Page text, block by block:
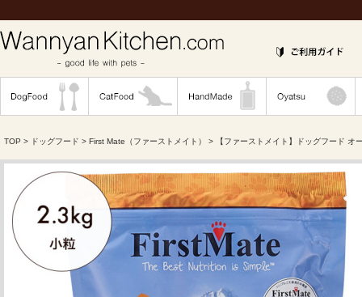
TOP > ドッグフード > First Mate（ファーストメイト） > 【ファーストメイト】ドッグフード オ